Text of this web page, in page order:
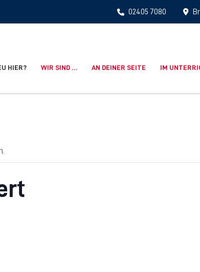
02405 7080
HIER? WIR SIND … AN DEINER SEITE IM